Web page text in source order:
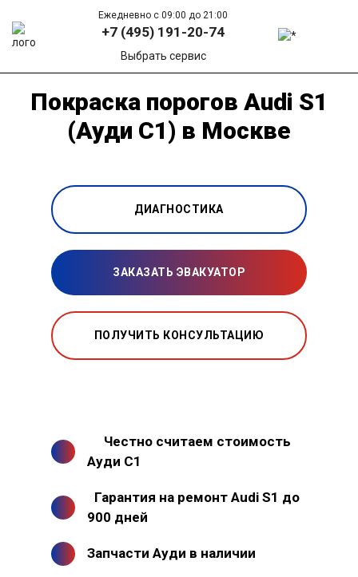
Ежедневно с 09:00 до 21:00
+7 (495) 191-20-74
Выбрать сервис
Покраска порогов Audi S1
(Ауди С1) в Москве
ДИАГНОСТИКА
ЗАКАЗАТЬ ЭВАКУАТОР
ПОЛУЧИТЬ КОНСУЛЬТАЦИЮ
Честно считаем стоимость
Ауди С1
Гарантия на ремонт Audi S1 до
900 дней
Запчасти Ауди в наличии